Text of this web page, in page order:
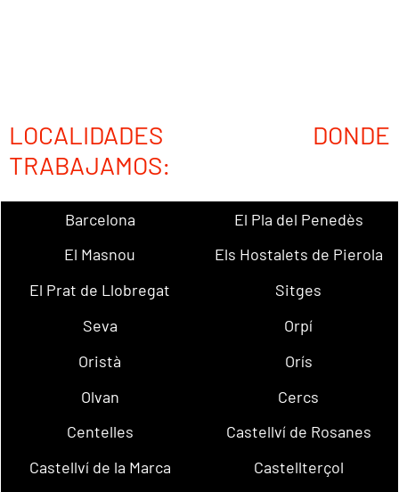
LOCALIDADES DONDE
TRABAJAMOS:
Barcelona
El Pla del Penedès
El Masnou
Els Hostalets de Pierola
El Prat de Llobregat
Sitges
Seva
Orpí
Oristà
Orís
Olvan
Cercs
Centelles
Castellví de Rosanes
Castellví de la Marca
Castellterçol